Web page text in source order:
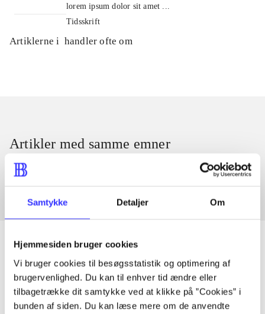
Samtykke Detaljer Om
Hjemmesiden bruger cookies
Vi bruger cookies til besøgsstatistik og optimering af
brugervenlighed. Du kan til enhver tid ændre eller
tilbagetrække dit samtykke ved at klikke på ”Cookies” i
bunden af siden. Du kan læse mere om de anvendte
lorem ipsum dolor sit amet ...
Tidsskrift
Artiklerne i handler ofte om
Artikler med samme emner
Fra
Artikler
Alle registrerede artikler fordelt på udgivelser